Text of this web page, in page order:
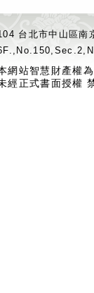
台北市中山區
網站智慧財產權
經正式書面授權